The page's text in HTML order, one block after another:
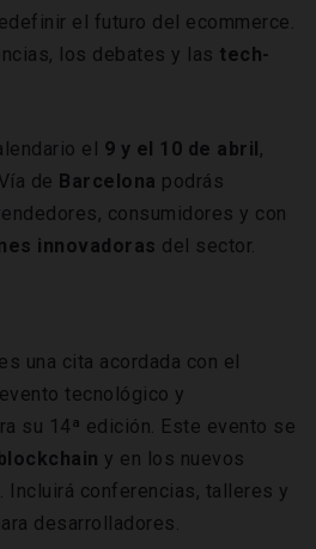
el futuro del ecommerce.
los debates y las tech-
el 9 y el 10 de abril,
de Barcelona podrás
consumidores y con
innovadoras del sector.
una cita acordada con el
tecnológico y
su 14ª edición. Este evento se
y en los nuevos
. Incluirá conferencias, talleres y
desarrolladores.